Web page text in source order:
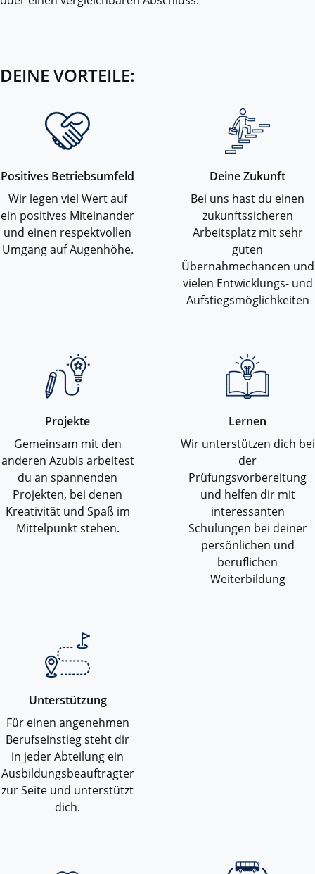
DEINE VORTEILE:
Positives Betriebsumfeld
Wir legen viel Wert auf
ein positives Miteinander
und einen respektvollen
Umgang auf Augenhöhe.
Deine Zukunft
Bei uns hast du einen
zukunftssicheren
Arbeitsplatz mit sehr
guten
Übernahmechancen und
vielen Entwicklungs- und
Aufstiegsmöglichkeiten
Projekte
Gemeinsam mit den
anderen Azubis arbeitest
du an spannenden
Projekten, bei denen
Kreativität und Spaß im
Mittelpunkt stehen.
Lernen
Wir unterstützen dich bei
der
Prüfungsvorbereitung
und helfen dir mit
interessanten
Schulungen bei deiner
persönlichen und
beruflichen
Weiterbildung
Unterstützung
Für einen angenehmen
Berufseinstieg steht dir
in jeder Abteilung ein
Ausbildungsbeauftragter
zur Seite und unterstützt
dich.